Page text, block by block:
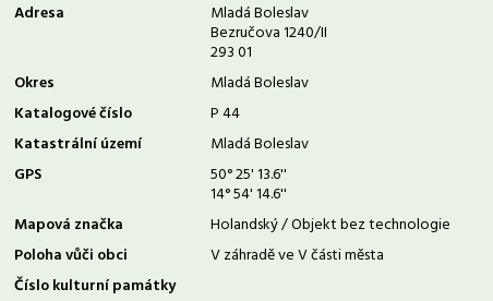
Adresa
Mladá Boleslav
Bezručova 1240/II
293 01
Okres
Mladá Boleslav
Katalogové číslo
P 44
Katastrální území
Mladá Boleslav
GPS
50° 25' 13.6''
14° 54' 14.6''
Mapová značka
Holandský / Objekt bez technologie
Poloha vůči obci
V záhradě ve V části města
Číslo kulturní památky